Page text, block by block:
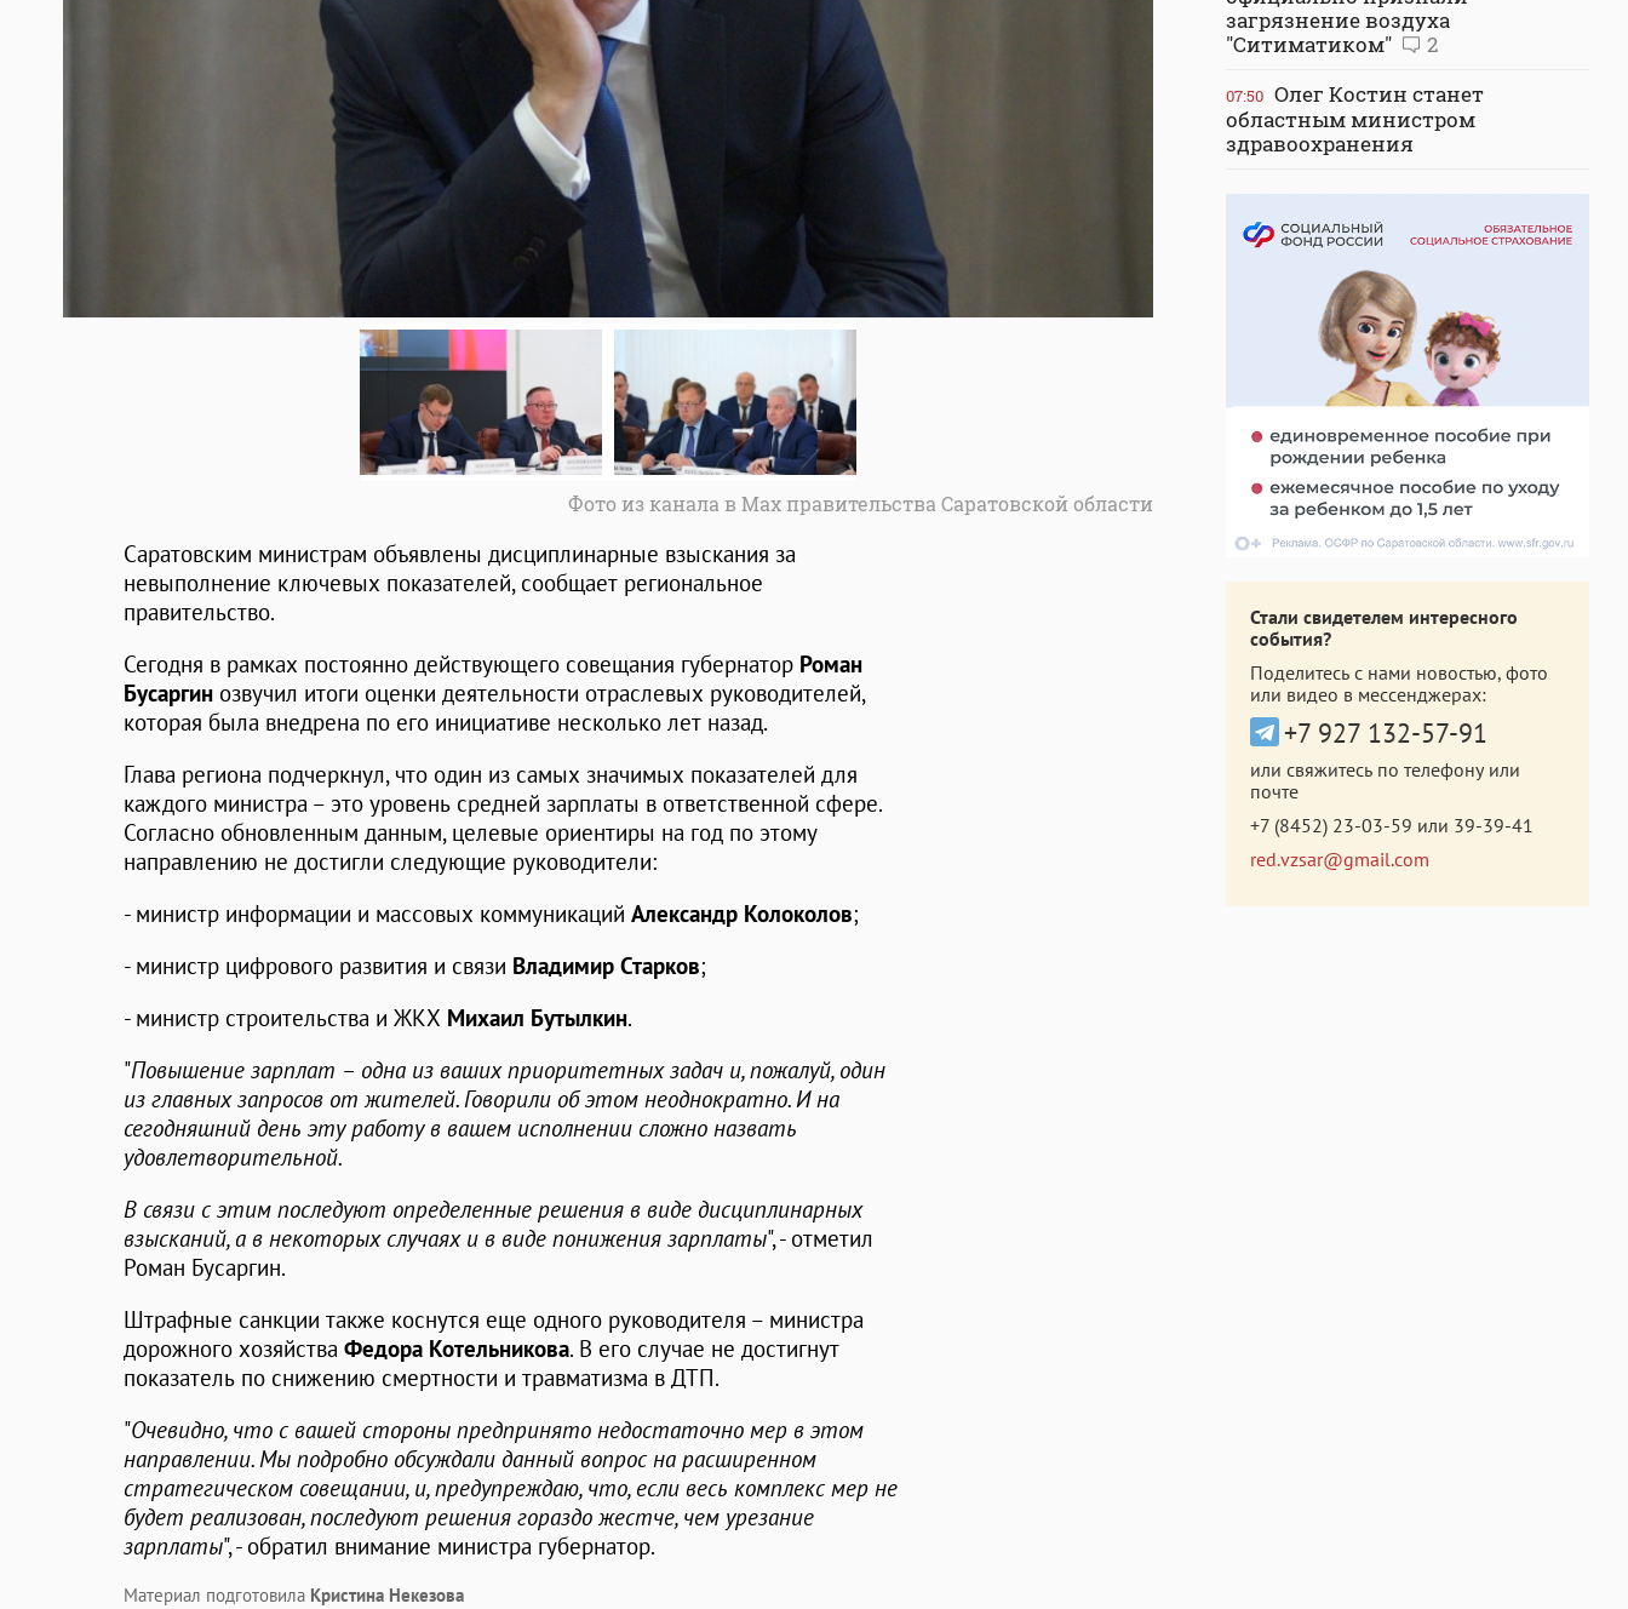
Фото из канала в Max правительства Саратовской области
Саратовским министрам объявлены дисциплинарные взыскания за
невыполнение ключевых показателей, сообщает региональное
правительство.
Сегодня в рамках постоянно действующего совещания губернатор Роман
Бусаргин озвучил итоги оценки деятельности отраслевых руководителей,
которая была внедрена по его инициативе несколько лет назад.
Глава региона подчеркнул, что один из самых значимых показателей для
каждого министра – это уровень средней зарплаты в ответственной сфере.
Согласно обновленным данным, целевые ориентиры на год по этому
направлению не достигли следующие руководители:
- министр информации и массовых коммуникаций Александр Колоколов;
- министр цифрового развития и связи Владимир Старков;
- министр строительства и ЖКХ Михаил Бутылкин.
"Повышение зарплат – одна из ваших приоритетных задач и, пожалуй, один
из главных запросов от жителей. Говорили об этом неоднократно. И на
сегодняшний день эту работу в вашем исполнении сложно назвать
удовлетворительной.
В связи с этим последуют определенные решения в виде дисциплинарных
взысканий, а в некоторых случаях и в виде понижения зарплаты", - отметил
Роман Бусаргин.
Штрафные санкции также коснутся еще одного руководителя – министра
дорожного хозяйства Федора Котельникова. В его случае не достигнут
показатель по снижению смертности и травматизма в ДТП.
"Очевидно, что с вашей стороны предпринято недостаточно мер в этом
направлении. Мы подробно обсуждали данный вопрос на расширенном
стратегическом совещании, и, предупреждаю, что, если весь комплекс мер не
будет реализован, последуют решения гораздо жестче, чем урезание
зарплаты", - обратил внимание министра губернатор.
Материал подготовила Кристина Некезова
загрязнение воздуха
"Ситиматиком"
2
07:50 Олег Костин станет
областным министром
здравоохранения
Стали свидетелем интересного
события?
Поделитесь с нами новостью, фото
или видео в мессенджерах:
+7 927 132-57-91
или свяжитесь по телефону или
почте
+7 (8452) 23-03-59 или 39-39-41
red.vzsar@gmail.com